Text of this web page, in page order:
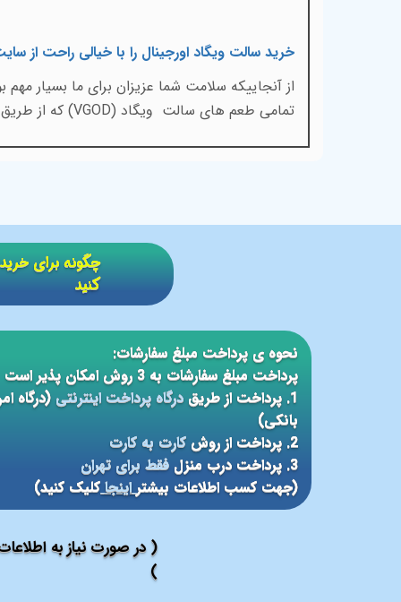
خرید سالت ویگاد اورجینال را با خیالی راحت از
از آنجاییکه سلامت شما عزیزان برای ما بسیار
تمامی طعم های سالت ویگاد (VGOD) که از
( در صورت نیاز به
)
نحوه ی پرداخت مبلغ سفارشات:
پرداخت مبلغ سفارشات به 3 روش امکان پذیر است
1. پرداخت از طریق
درگاه پرداخت اینترنتی(درگاه
بانکی)
2. پرداخت از روش
کارت به کارت
3. پرداخت درب منزل
فقط برای تهران
(جهت کسب اطلاعات بیشتر اینجا کلیک کنید)
​​چگونه برای
کنید